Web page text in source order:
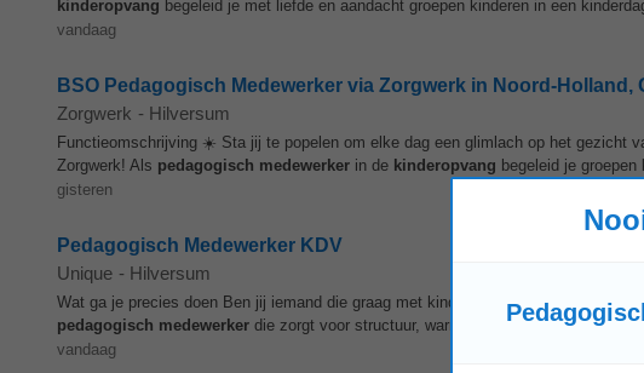
kinderopvang begeleid je met liefde en aandacht groepen kinderen in een
vandaag
BSO Pedagogisch Medewerker via Zorgwerk in Noord-Holland,
Zorgwerk - Hilversum
Functieomschrijving ☀️ Sta jij te popelen om elke dag een glimlach op het gezicht
Zorgwerk! Als pedagogisch medewerker in de kinderopvang begeleid je
gisteren
Pedagogisch Medewerker KDV
Unique - Hilversum
Wat ga je precies doen Ben jij iemand die graag met kinderen werkt en op zoek is
pedagogisch medewerker die zorgt voor structuur, warmte en een gezellige sfeer
vandaag